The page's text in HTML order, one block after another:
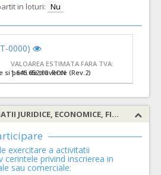
in loturi: Nu
0000)
si parti de traverse (Rev.2)
VALOAREA ESTIMATA FARA TVA:
1.646.652,00 RON
SECTIUNEA III: INFORMATII JURIDICE, ECONOMICE, FINANCIARE SI TEHNICE
exercitare a activitatii
cerintele privind inscrierea in
sau comerciale: